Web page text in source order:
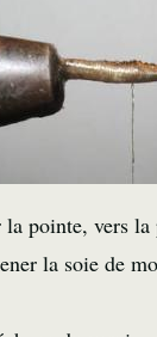
la pointe, vers
la soie de